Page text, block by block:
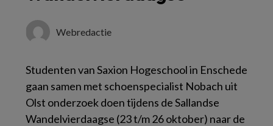
Webredactie
Studenten van Saxion Hogeschool in Enschede
gaan samen met schoenspecialist Nobach uit
Olst onderzoek doen tijdens de Sallandse
Wandelvierdaagse (23 t/m 26 oktober) naar de